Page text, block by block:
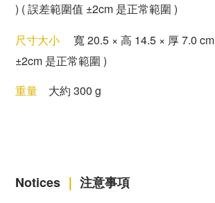
) ( 誤差範圍值 ±2cm 是正常範圍 )
尺寸大小
寬20.5 × 高 14.5 × 厚7.0 cm
±2cm 是正常範圍 )
重量
大約 300 g
Notices ｜ 注意事項